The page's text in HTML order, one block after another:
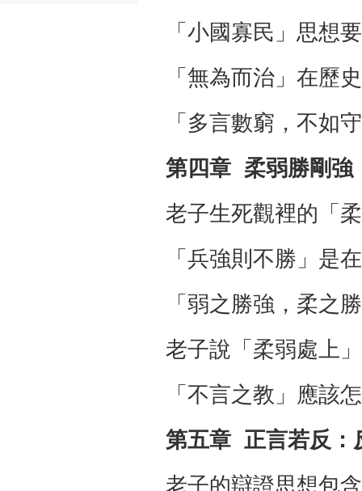
「小國寡民」思想
「無為而治」在歷
「多言數窮，不如
第四章 柔弱勝剛強
老子生死觀裡的「
「兵強則不勝」是
「弱之勝強，柔之
老子說「柔弱處上
「不言之教」應該
第五章 正言若反：
老子的辯證思想包